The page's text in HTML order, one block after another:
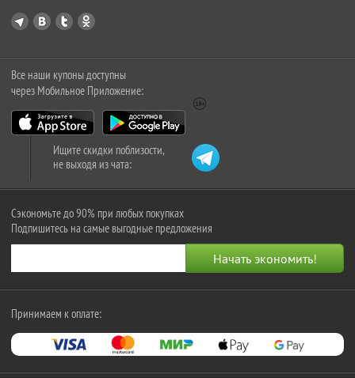
Все наши купоны доступны
через Мобильное Приложение:
Ищите скидки поблизости,
не выходя из чата:
Сэкономьте до 90% при любых покупках
Подпишитесь на самые выгодные предложения
Принимаем к оплате: